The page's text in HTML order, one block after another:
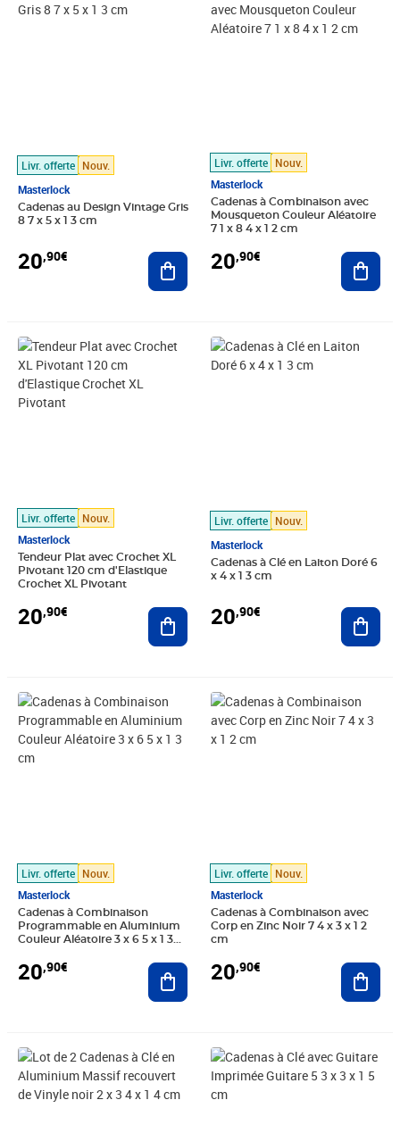
Livr. offerte Nouv.
Masterlock
Cadenas au Design Vintage Gris
8 7 x 5 x 1 3 cm
20,90€ Ajouter au panier
Livr. offerte Nouv.
Masterlock
Cadenas à Combinaison avec
Mousqueton Couleur Aléatoire
7 1 x 8 4 x 1 2 cm
20,90€
Livr. offerte Nouv.
Masterlock
Tendeur Plat avec Crochet XL
Pivotant 120 cm d'Elastique
Crochet XL Pivotant
20,90€
Prix 20,90€
Ajouter au panier
Livr. offerte Nouv.
Masterlock
Cadenas à Clé en Laiton Doré 6
x 4 x 1 3 cm
20,90€
Prix 20,90€
Livr. offerte Nouv.
Masterlock
Cadenas à Combinaison
Programmable en Aluminium
Couleur Aléatoire 3 x 6 5 x 1 3
20,90€
Prix 20,90€
Ajouter au panier
Livr. offerte Nouv.
Masterlock
Cadenas à Combinaison avec
Corp en Zinc Noir 7 4 x 3 x 1 2
cm
20,90€
Prix 20,90€
Prix 20,90€ Prix 20,90€